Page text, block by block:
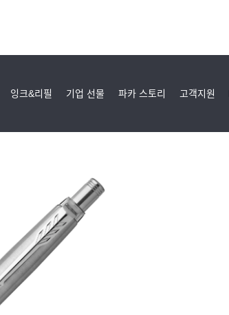
잉크&리필 기업 선물 파카 스토리 고객지원